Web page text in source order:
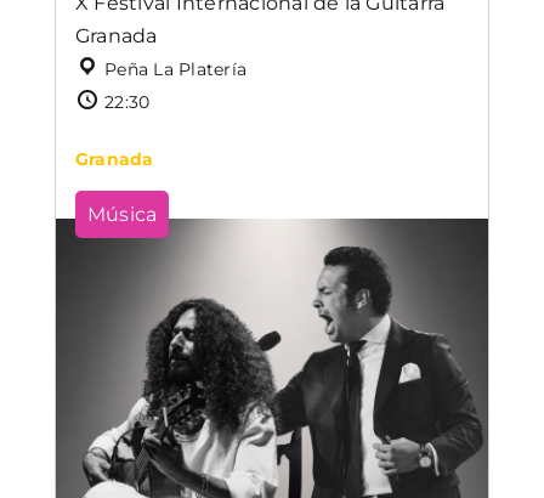
Granada
Peña La Platería
22:30
Granada
Música